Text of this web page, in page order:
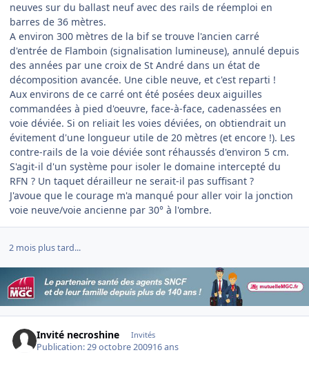
neuves sur du ballast neuf avec des rails de réemploi en
barres de 36 mètres.
A environ 300 mètres de la bif se trouve l'ancien carré
d'entrée de Flamboin (signalisation lumineuse), annulé depuis
des années par une croix de St André dans un état de
décomposition avancée. Une cible neuve, et c'est reparti !
Aux environs de ce carré ont été posées deux aiguilles
commandées à pied d'oeuvre, face-à-face, cadenassées en
voie déviée. Si on reliait les voies déviées, on obtiendrait un
évitement d'une longueur utile de 20 mètres (et encore !). Les
contre-rails de la voie déviée sont réhaussés d'environ 5 cm.
S'agit-il d'un système pour isoler le domaine intercepté du
RFN ? Un taquet dérailleur ne serait-il pas suffisant ?
J'avoue que le courage m'a manqué pour aller voir la jonction
voie neuve/voie ancienne par 30° à l'ombre.
2 mois plus tard...
Invité necroshine Invités
Publication:29 octobre 200916 ans